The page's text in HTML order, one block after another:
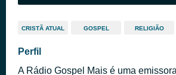
CRISTÃ ATUAL GOSPEL RELIGIÃO
Perfil
A Rádio Gospel Mais é uma